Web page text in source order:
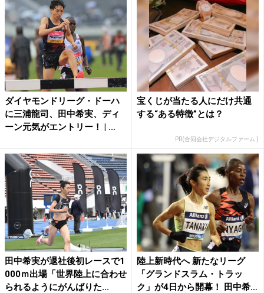
ダイヤモンドリーグ・ドーハ
に三浦龍司、田中希実、ディ
ーン元気がエントリー！ | ...
宝くじが当たる人にだけ共通
する“ある特徴”とは？
PR(合同会社デジタルファーム )
田中希実が退社後初レースで1
000ｍ出場「世界陸上に合わせ
られるようにがんばりた...
陸上新時代へ 新たなリーグ
「グランドスラム・トラッ
ク」が4日から開幕！ 田中希